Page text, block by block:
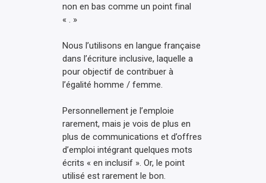
non en bas comme un point final
« . »
Nous l’utilisons en langue française
dans l’écriture inclusive, laquelle a
pour objectif de contribuer à
l’égalité homme / femme.
Personnellement je l’emploie
rarement, mais je vois de plus en
plus de communications et d’offres
d’emploi intégrant quelques mots
écrits « en inclusif ». Or, le point
utilisé est rarement le bon.